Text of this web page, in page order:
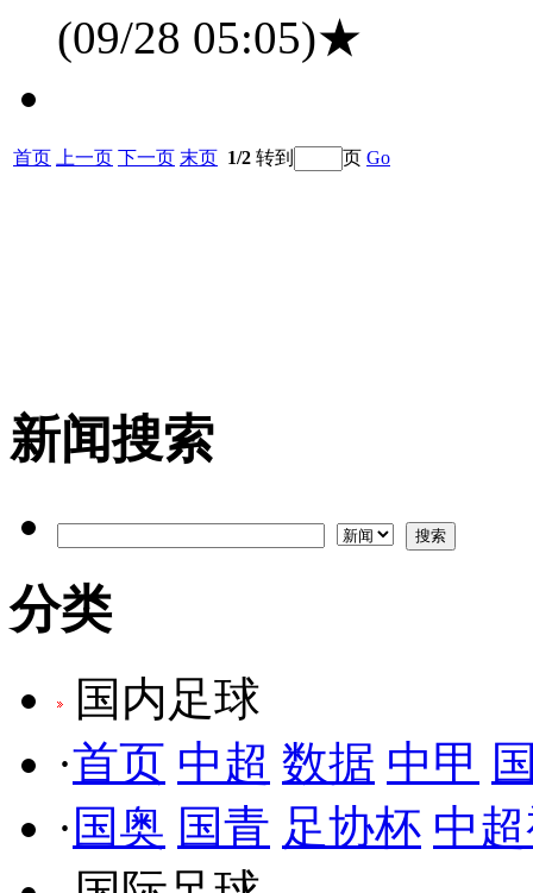
(09/28 05:05)★
首页 上一页 下一页 末页 1/2 转到 页 Go
新闻搜索
分类
国内足球
·首页 中超 数据 中甲
· 国奥 国青 足协杯 中